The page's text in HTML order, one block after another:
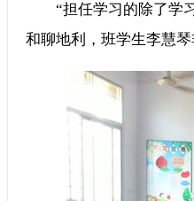
“担任学习的除了学习委
和聊地利，班学生李慧